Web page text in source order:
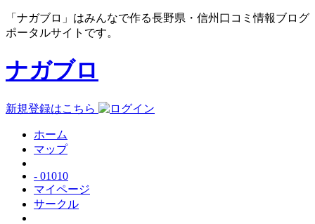
「ナガブロ」はみんなで作る長野県・信州口コミ情報ブログ
ポータルサイトです。
ナガブロ
新規登録はこちら
ホーム
マップ
- 01010
マイページ
サークル